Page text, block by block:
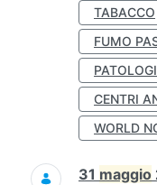
TABACCO
FUMO
CENTRI
WORLD
31 maggio